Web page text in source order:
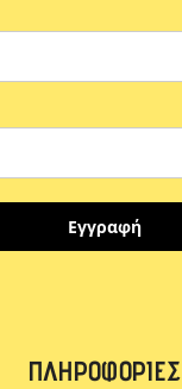
Εγγραφή
ΠΛΗΡΟΦΟΡΊΕΣ